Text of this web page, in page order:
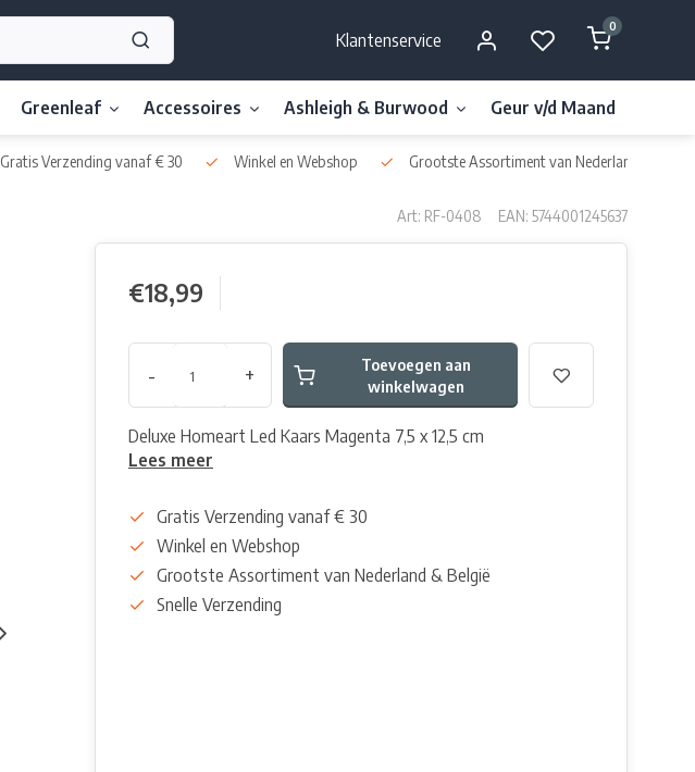
Klantenservice
0
Greenleaf Accessoires Ashleigh & Burwood Geur v/d Maand
Gratis Verzending vanaf € 30 Winkel en Webshop Grootste Assortiment van Nederland & België
Art: RF-0408 EAN: 5744001245637
€18,99
- +
Toevoegen aan
winkelwagen
Deluxe Homeart Led Kaars Magenta 7,5 x 12,5 cm
Lees meer
Gratis Verzending vanaf € 30
Winkel en Webshop
Grootste Assortiment van Nederland & België
Snelle Verzending